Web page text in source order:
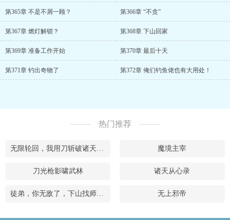
第365章 不是不屑一顾？ 第366章 “不贪”
第367章 燃灯解锁？ 第368章 下山回家
第369章 准备工作开始 第370章 最后十天
第371章 钓出奇物了 第372章 俺们钓鱼佬也有大用处！
热门推荐
无限轮回，我用刀斩破诸天万界 魔境主宰
刀光枪影啸武林 诸天从心录
徒弟，你无敌了，下山找师姐去吧 无上邪帝